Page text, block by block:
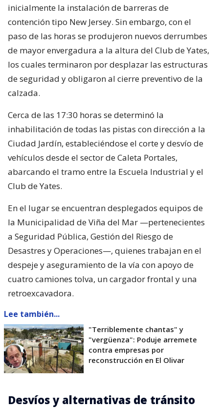
inicialmente la instalación de barreras de
contención tipo New Jersey. Sin embargo, con el
paso de las horas se produjeron nuevos derrumbes
de mayor envergadura a la altura del Club de Yates,
los cuales terminaron por desplazar las estructuras
de seguridad y obligaron al cierre preventivo de la
calzada.
Cerca de las 17:30 horas se determinó la
inhabilitación de todas las pistas con dirección a la
Ciudad Jardín, estableciéndose el corte y desvío de
vehículos desde el sector de Caleta Portales,
abarcando el tramo entre la Escuela Industrial y el
Club de Yates.
En el lugar se encuentran desplegados equipos de
la Municipalidad de Viña del Mar —pertenecientes
a Seguridad Pública, Gestión del Riesgo de
Desastres y Operaciones—, quienes trabajan en el
despeje y aseguramiento de la vía con apoyo de
cuatro camiones tolva, un cargador frontal y una
retroexcavadora.
Lee también...
"Terriblemente chantas" y
"vergüenza": Poduje arremete
contra empresas por
reconstrucción en El Olivar
Desvíos y alternativas de tránsito